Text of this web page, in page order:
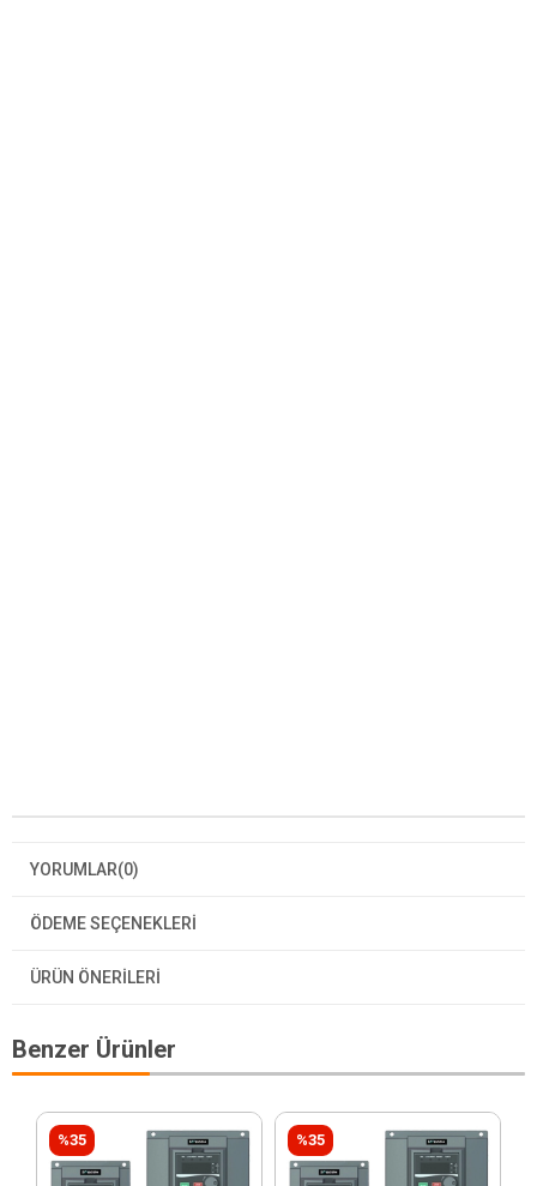
YORUMLAR(0)
ÖDEME SEÇENEKLERI
ÜRÜN ÖNERILERI
Benzer Ürünler
%35 %35